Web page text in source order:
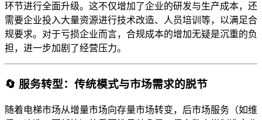
环节进行全面升级。这不仅增加了企业的研发与生产成本，还
需要企业投入大量资源进行技术改造、人员培训等，以满足合
规要求。对于亏损企业而言，合规成本的增加无疑是沉重的负
担，进一步加剧了经营压力。
🔄 服务转型：传统模式与市场需求的脱节
随着电梯市场从增量市场向存量市场转变，后市场服务（如维